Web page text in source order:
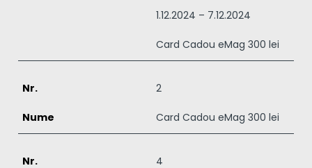
1.12.2024 – 7.12.2024
Card Cadou eMag 300 lei
2
Card Cadou eMag 300 lei
4